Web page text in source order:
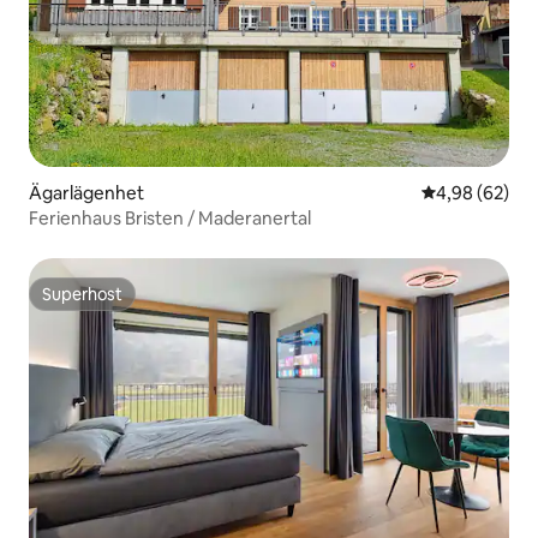
Ägarlägenhet 4,98 av 5 i
4,98 (62)
Ferienhaus Bristen / Maderanertal
Superhost
Superhost